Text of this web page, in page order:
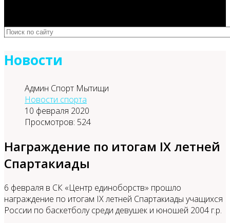
Новости
Админ Спорт Мытищи
Новости спорта
10 февраля 2020
Просмотров: 524
Награждение по итогам IX летней
Спартакиады
6 февраля в СК «Центр единоборств» прошло
награждение по итогам IX летней Спартакиады учащихся
России по баскетболу среди девушек и юношей 2004 г.р.